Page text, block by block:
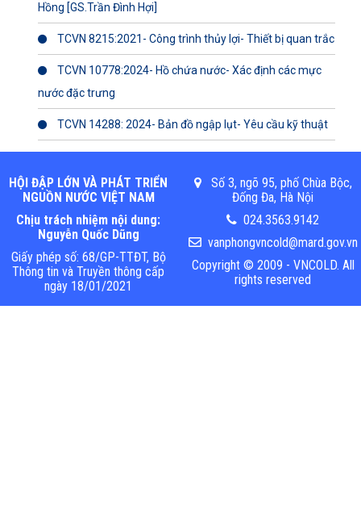
Hồng [GS.Trần Đình Hợi]
TCVN 8215:2021- Công trình thủy lợi- Thiết bị quan trắc
TCVN 10778:2024- Hồ chứa nước- Xác định các mực
nước đặc trưng
TCVN 14288: 2024- Bản đồ ngập lụt- Yêu cầu kỹ thuật
HỘI ĐẬP LỚN VÀ PHÁT TRIỂN
NGUỒN NƯỚC VIỆT NAM
Chịu trách nhiệm nội dung:
Nguyễn Quốc Dũng
Giấy phép số: 68/GP-TTĐT, Bộ
Thông tin và Truyền thông cấp
ngày 18/01/2021
Số 3, ngõ 95, phố Chùa Bộc,
Đống Đa, Hà Nội
024.3563.9142
vanphongvncold@mard.gov.vn
Copyright © 2009 - VNCOLD. All
rights reserved